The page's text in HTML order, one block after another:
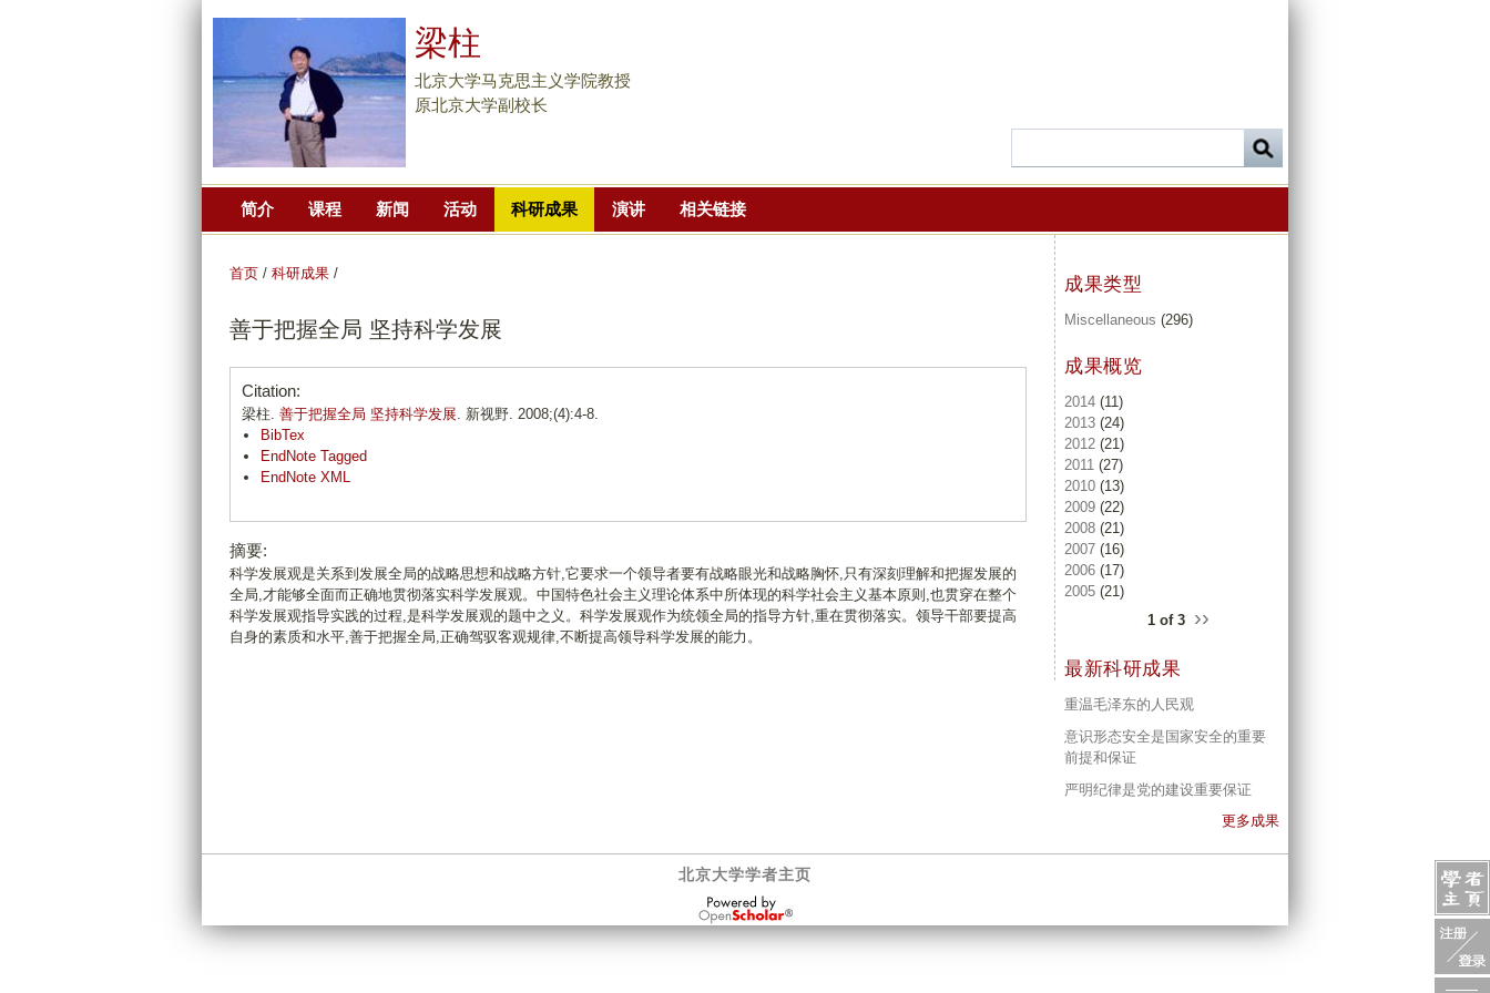
主
梁柱
北京大学马克思主义学院教授
原北京大学副校长
简介 课程 新闻 活动 科研成果 演讲 相关链接
首页 / 科研成果 /
善于把握全局 坚持科学发展
Citation:
梁柱. 善于把握全局 坚持科学发展. 新视野. 2008;(4):4-8.
BibTex
EndNote Tagged
EndNote XML
摘要:
科学发展观是关系到发展全局的战略思想和战略方针,它要求一个领导者要有战略眼光和战略胸怀,只有深刻理解和把握发展的
全局,才能够全面而正确地贯彻落实科学发展观。中国特色社会主义理论体系中所体现的科学社会主义基本原则,也贯穿在整个
科学发展观指导实践的过程,是科学发展观的题中之义。科学发展观作为统领全局的指导方针,重在贯彻落实。领导干部要提高
自身的素质和水平,善于把握全局,正确驾驭客观规律,不断提高领导科学发展的能力。
成果类型
Miscellaneous (296)
成果概览
2014 (11)
2013 (24)
2012 (21)
2011 (27)
2010 (13)
2009 (22)
2008 (21)
2007 (16)
2006 (17)
2005 (21)
1 of 3 ››
最新科研成果
重温毛泽东的人民观
意识形态安全是国家安全的重要
前提和保证
严明纪律是党的建设重要保证
更多成果
北京大学学者主页
OpenScholar